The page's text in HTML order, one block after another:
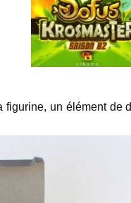
figurine, un élément de